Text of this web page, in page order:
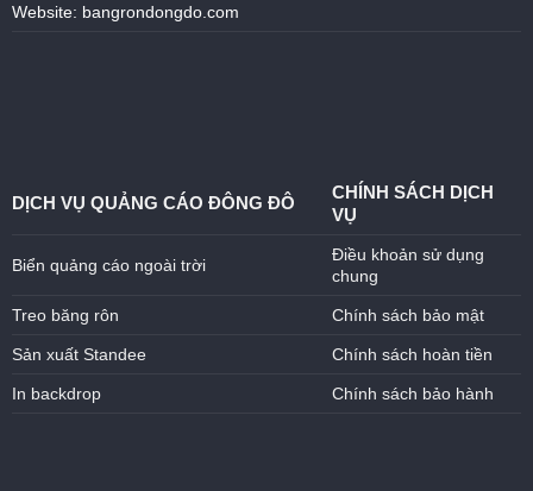
Website: bangrondongdo.com
DỊCH VỤ QUẢNG CÁO ĐÔNG ĐÔ
CHÍNH SÁCH DỊCH
VỤ
Biển quảng cáo ngoài trời
Điều khoản sử dụng
chung
Treo băng rôn Chính sách bảo mật
Sản xuất Standee Chính sách hoàn tiền
In backdrop Chính sách bảo hành